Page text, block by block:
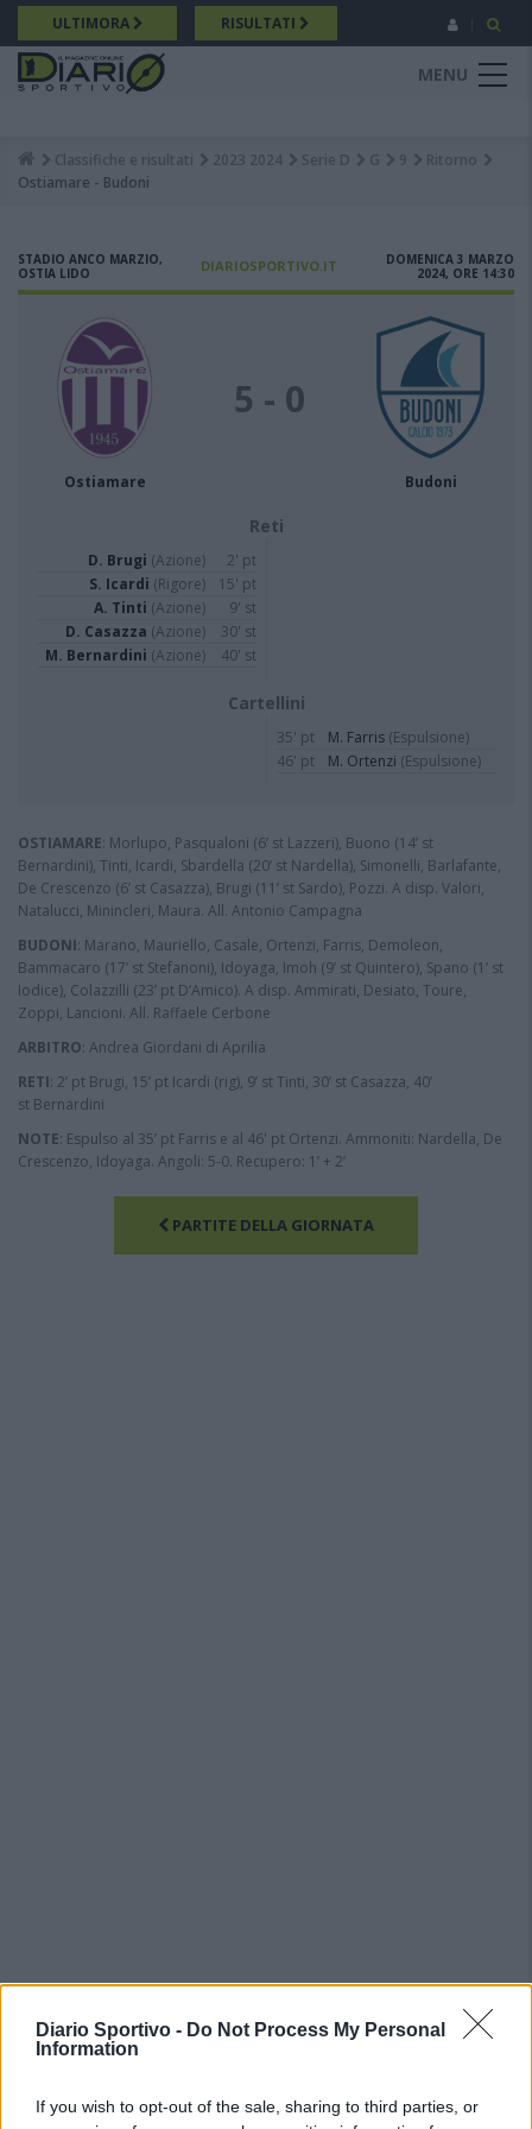
Diario Sportivo - Do Not Process My Personal
Information
If you wish to opt-out of the sale, sharing to third parties, or
Salta
al
contenuto
principale
ULTIMORA RISULTATI
MENU
Breadcrumb
Classifiche e risultati 2023 2024 Serie D G 9
Ritorno
Ostiamare - Budoni
STADIO ANCO MARZIO,
OSTIA LIDO
DIARIOSPORTIVO.IT
DOMENICA 3 MARZO
2024, ORE 14:30
Ostiamare
5 - 0
Budoni
Reti
D. Brugi (Azione)
2' pt
S. Icardi (Rigore)
15' pt
A. Tinti (Azione)
9' st
D. Casazza (Azione)
30' st
M. Bernardini (Azione) 40' st
Cartellini
35' pt M. Farris (Espulsione)
46' pt
M. Ortenzi (Espulsione)
OSTIAMARE: Morlupo, Pasqualoni (6’ st Lazzeri), Buono (14’ st
Bernardini), Tinti, Icardi, Sbardella (20’ st Nardella), Simonelli, Barlafante,
De Crescenzo (6’ st Casazza), Brugi (11’ st Sardo), Pozzi. A disp. Valori,
Natalucci, Minincleri, Maura. All. Antonio Campagna
BUDONI: Marano, Mauriello, Casale, Ortenzi, Farris, Demoleon,
Bammacaro (17’ st Stefanoni), Idoyaga, Imoh (9’ st Quintero), Spano (1’ st
Iodice), Colazzilli (23’ pt D’Amico). A disp. Ammirati, Desiato, Toure,
Zoppi, Lancioni. All. Raffaele Cerbone
ARBITRO: Andrea Giordani di Aprilia
RETI: 2’ pt Brugi, 15’ pt Icardi (rig), 9’ st Tinti, 30’ st Casazza, 40’
st Bernardini
NOTE: Espulso al 35’ pt Farris e al 46' pt Ortenzi. Ammoniti: Nardella, De
Crescenzo, Idoyaga. Angoli: 5-0. Recupero: 1’ + 2’
PARTITE DELLA GIORNATA
PIÙ LETTI OGGI